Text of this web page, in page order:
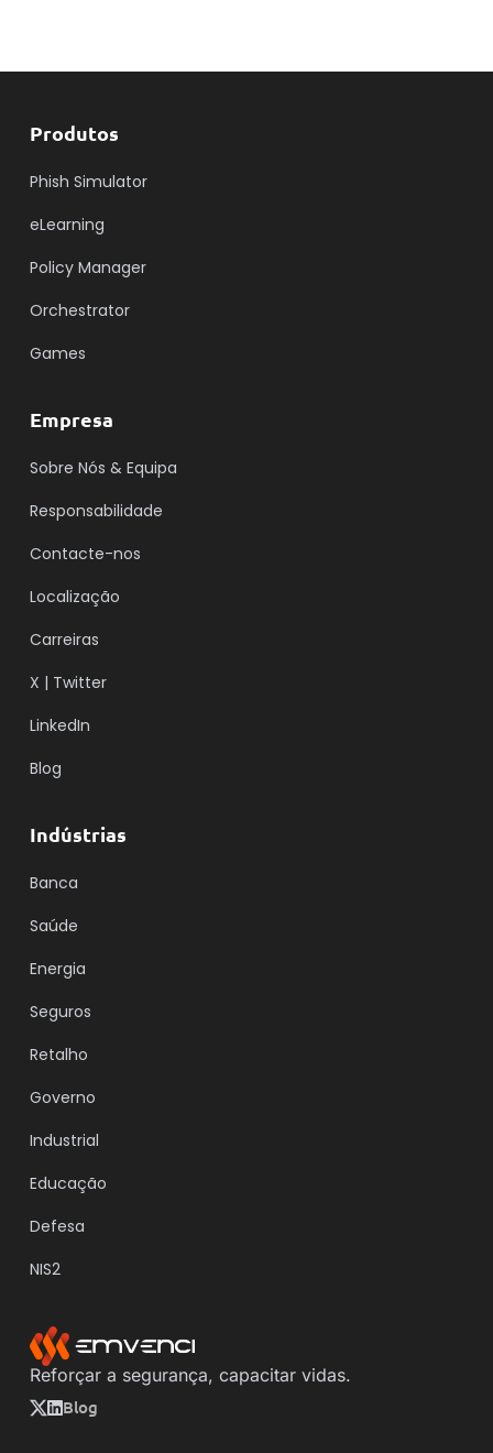
Reforçar a segurança, capacitar vidas.
Blog
Produtos
Phish Simulator
eLearning
Policy Manager
Orchestrator
Games
Empresa
Sobre Nós & Equipa
Responsabilidade
Contacte-nos
Localização
Carreiras
X | Twitter
LinkedIn
Blog
Indústrias
Banca
Saúde
Energia
Seguros
Retalho
Governo
Industrial
Educação
Defesa
NIS2